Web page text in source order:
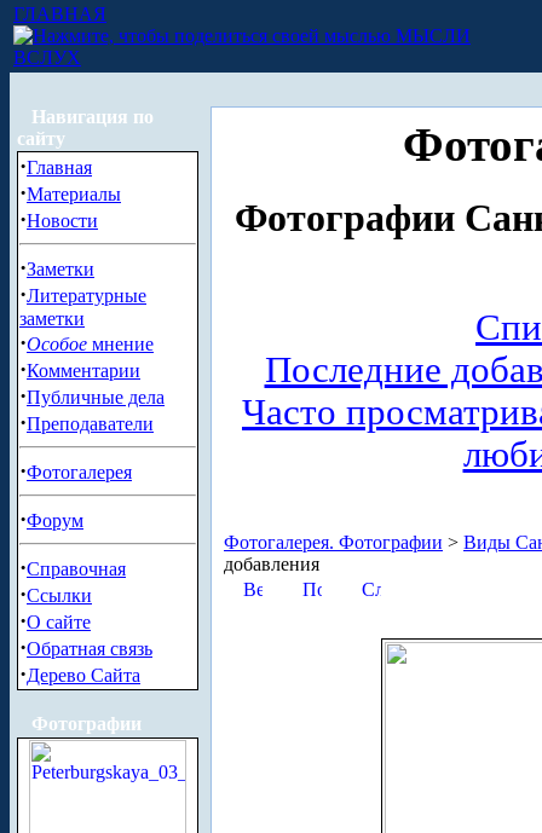
ГЛАВНАЯ
МЫСЛИ
ВСЛУХ
Навигация по
сайту
·Главная
·Материалы
·Новости
·Заметки
·Литературные
заметки
·Особое мнение
·Комментарии
·Публичные дела
·Преподаватели
·Фотогалерея
·Форум
·Справочная
·Ссылки
·О сайте
·Обратная связь
·Дерево Сайта
Фотографии
Фотографии
Последние
Часто
Фотогалерея. Фотографии > Виды
добавления